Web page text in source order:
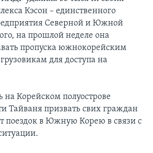
Кэсон – единственного
Северной и Южной
на прошлой неделе она
пропуска южнокорейским
для доступа на
Корейском полуострове
Тайваня призвать свих граждан
поездок в Южную Корею в связи с